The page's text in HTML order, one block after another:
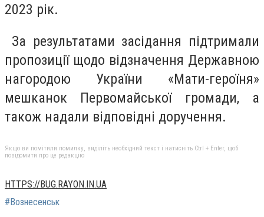
2023 рік.
За результатами засідання підтримали
пропозиції щодо відзначення Державною
нагородою України «Мати-героїня»
мешканок Первомайської громади, а
також надали відповідні доручення.
Якщо ви помітили помилку, виділіть необхідний текст і натисніть Ctrl + Enter, щоб
повідомити про це редакцію
HTTPS://BUG.RAYON.IN.UA
#Вознесенськ